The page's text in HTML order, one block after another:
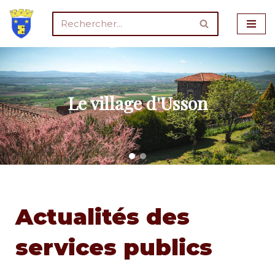
Aller
au
contenu
Le village d'Usson
Actualités des
services publics